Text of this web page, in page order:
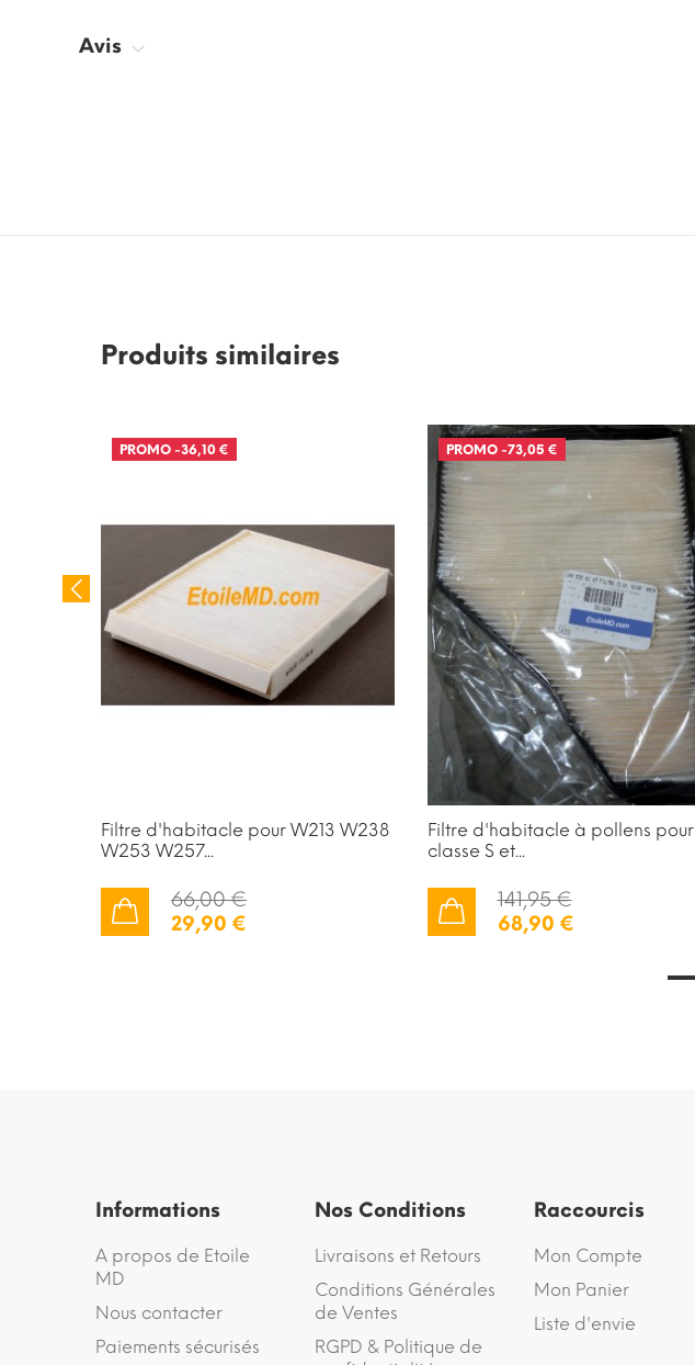
Avis
Produits similaires
PROMO -36,10 €
Filtre d'habitacle pour W213 W238
W253 W257...
66,00 €
29,90 €
PROMO-73,05 €
Filtre d'habitacle à pollens pour
classe S et...
141,95 €
68,90 €
Informations
A propos de Etoile
MD
Nous contacter
Paiements sécurisés
Nos Conditions
Livraisons et Retours
Conditions Générales
de Ventes
RGPD & Politique de
Raccourcis
Mon Compte
Mon Panier
Liste d'envie